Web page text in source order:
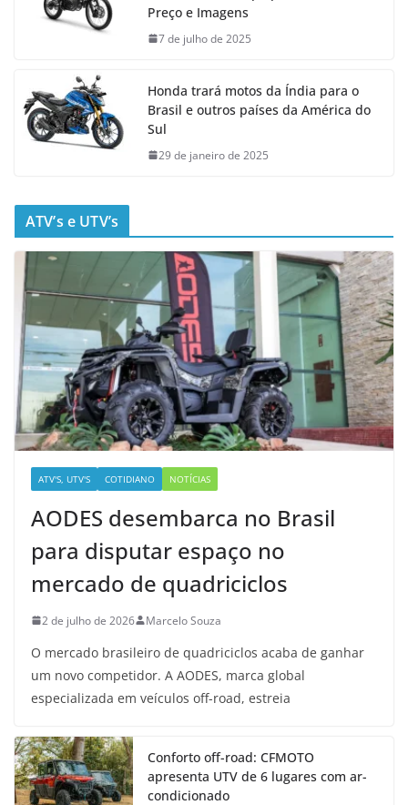
Preço e Imagens
7 de julho de 2025
Honda trará motos da Índia para o
Brasil e outros países da América do
Sul
29 de janeiro de 2025
ATV’s e UTV’s
ATV'S, UTV'S COTIDIANO NOTÍCIAS
AODES desembarca no Brasil
para disputar espaço no
mercado de quadriciclos
2 de julho de 2026 Marcelo Souza
O mercado brasileiro de quadriciclos acaba de ganhar
um novo competidor. A AODES, marca global
especializada em veículos off-road, estreia
Conforto off-road: CFMOTO
apresenta UTV de 6 lugares com ar-
condicionado